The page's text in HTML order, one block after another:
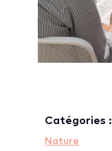
Catégories :
Nature